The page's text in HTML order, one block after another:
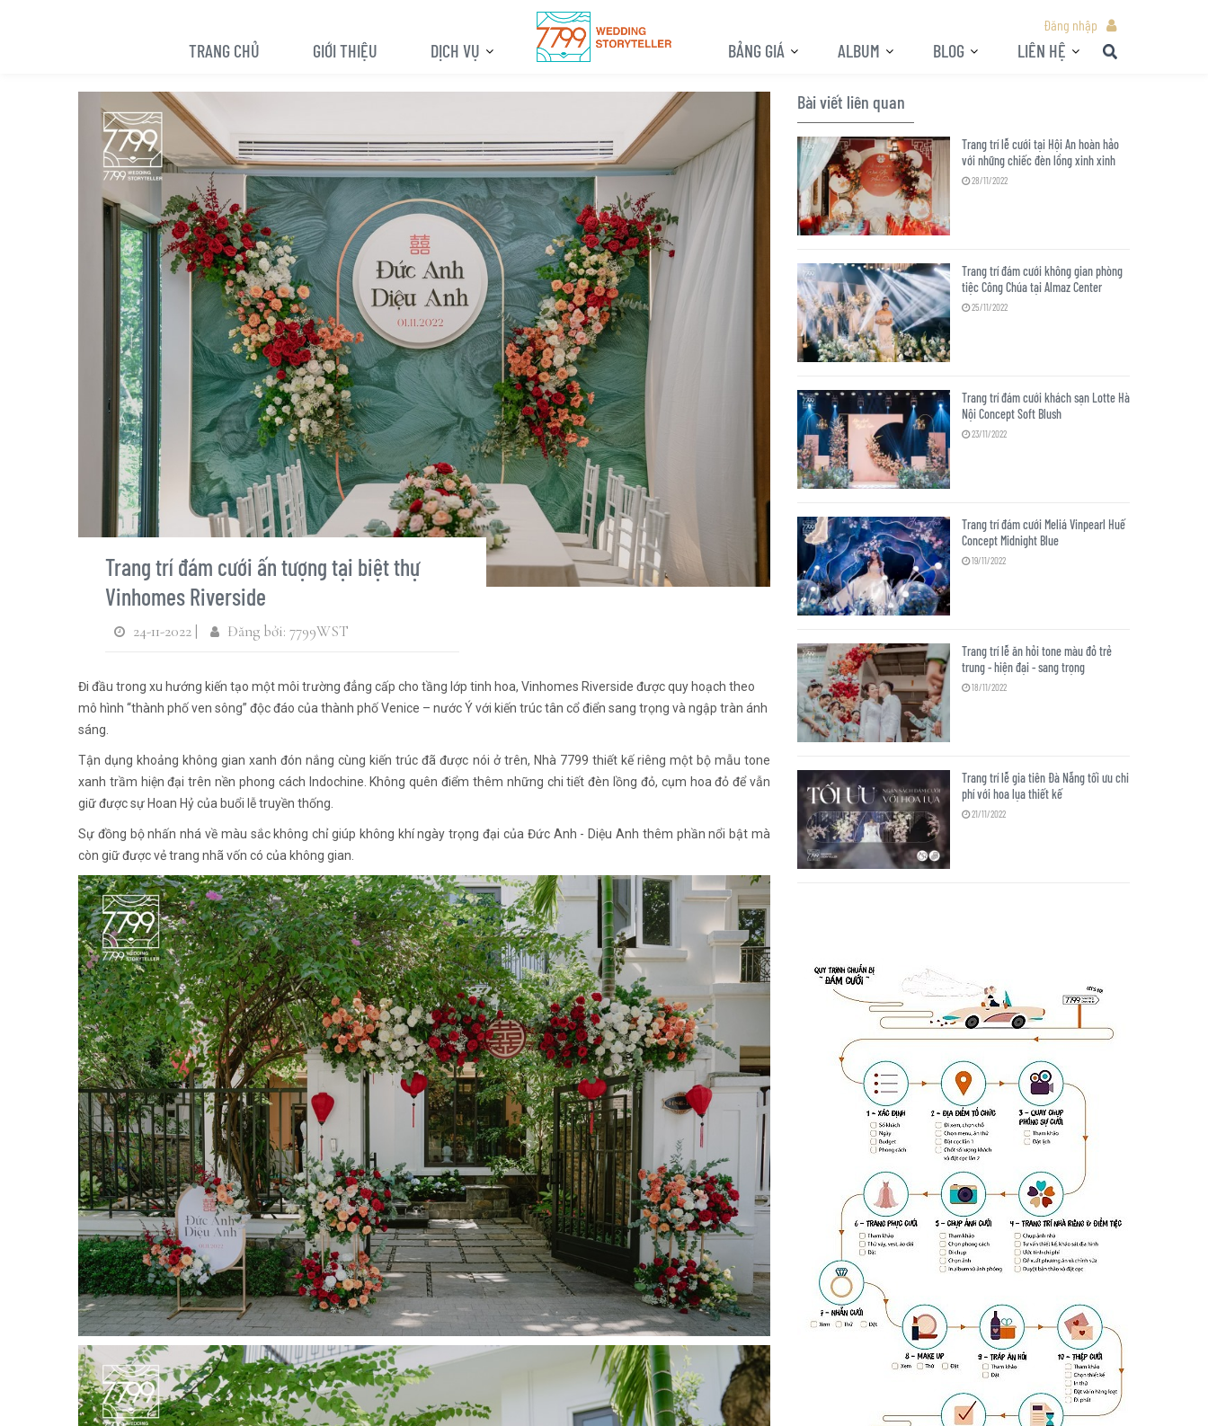
TRANG CHỦ GIỚI THIỆU DỊCH VỤ
Đăng nhập
BẢNG GIÁ ALBUM BLOG LIÊN HỆ
Trang trí đám cưới ấn tượng tại biệt thự
Vinhomes Riverside
24-11-2022 | Đăng bởi: 7799WST
Đi đầu trong xu hướng kiến tạo một môi trường đẳng cấp cho tầng lớp tinh hoa, Vinhomes Riverside được quy hoạch theo
mô hình “thành phố ven sông” độc đáo của thành phố Venice – nước Ý với kiến trúc tân cổ điển sang trọng và ngập tràn ánh
sáng.
Tận dụng khoảng không gian xanh đón nắng cùng kiến trúc đã được nói ở trên, Nhà 7799 thiết kế riêng một bộ mẫu tone
xanh trầm hiện đại trên nền phong cách Indochine. Không quên điểm thêm những chi tiết đèn lồng đỏ, cụm hoa đỏ để vẫn
giữ được sự Hoan Hỷ của buổi lễ truyền thống.
Sự đồng bộ nhấn nhá về màu sắc không chỉ giúp không khí ngày trọng đại của Đức Anh - Diệu Anh thêm phần nổi bật mà
còn giữ được vẻ trang nhã vốn có của không gian.
Bài viết liên quan
Trang trí lễ cưới tại Hội An hoàn hảo
với những chiếc đèn lồng xinh xinh
28/11/2022
Trang trí đám cưới không gian phòng
tiệc Công Chúa tại Almaz Center
25/11/2022
Trang trí đám cưới khách sạn Lotte Hà
Nội Concept Soft Blush
23/11/2022
Trang trí đám cưới Meliá Vinpearl Huế
Concept Midnight Blue
19/11/2022
Trang trí lễ ăn hỏi tone màu đỏ trẻ
trung - hiện đại - sang trọng
18/11/2022
Trang trí lễ gia tiên Đà Nẵng tối ưu chi
phí với hoa lụa thiết kế
21/11/2022